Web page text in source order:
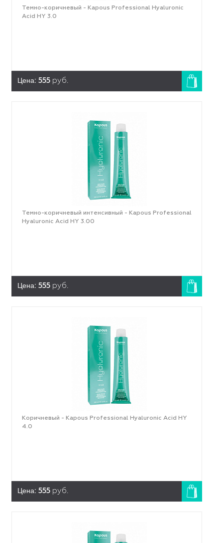
Темно-коричневый - Kapous Professional Hyaluronic
Acid HY 3.0
Цена: 555 руб.
Темно-коричневый интенсивный - Kapous Professional
Hyaluronic Acid HY 3.00
Цена: 555 руб.
Коричневый - Kapous Professional Hyaluronic Acid HY
4.0
Цена: 555 руб.